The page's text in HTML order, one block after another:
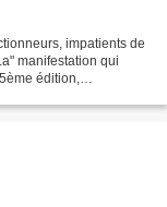
impatients de
manifestation qui
édition,